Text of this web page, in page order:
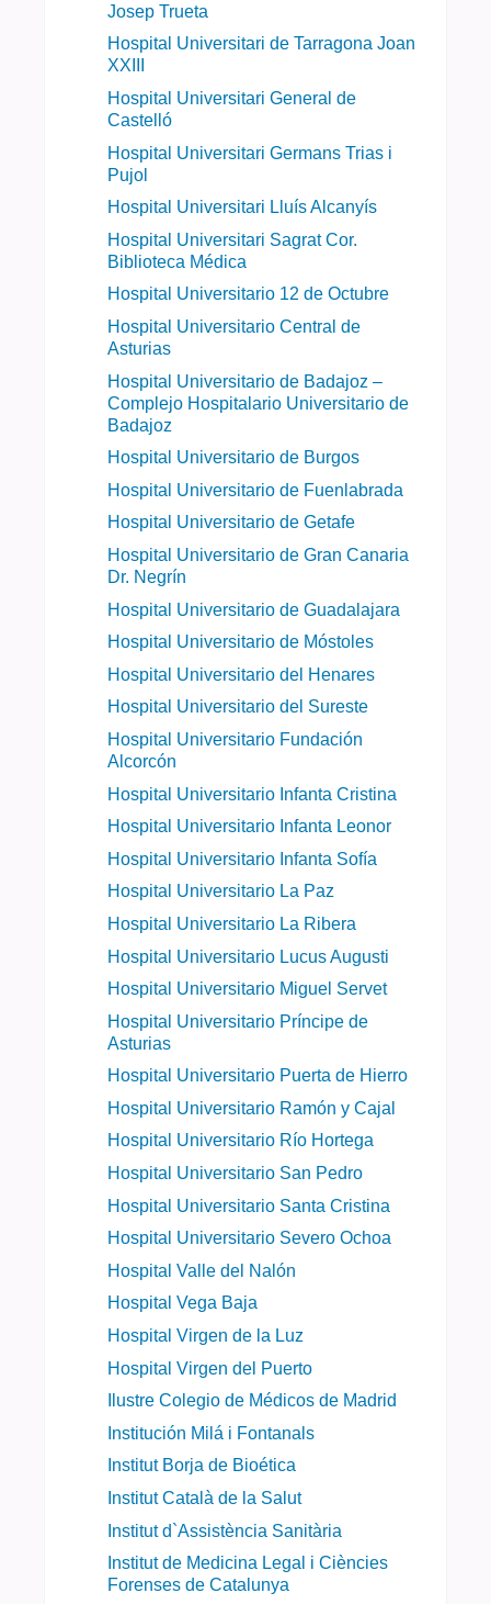
Josep Trueta
Hospital Universitari de Tarragona Joan
XXIII
Hospital Universitari General de
Castelló
Hospital Universitari Germans Trias i
Pujol
Hospital Universitari Lluís Alcanyís
Hospital Universitari Sagrat Cor.
Biblioteca Médica
Hospital Universitario 12 de Octubre
Hospital Universitario Central de
Asturias
Hospital Universitario de Badajoz –
Complejo Hospitalario Universitario de
Badajoz
Hospital Universitario de Burgos
Hospital Universitario de Fuenlabrada
Hospital Universitario de Getafe
Hospital Universitario de Gran Canaria
Dr. Negrín
Hospital Universitario de Guadalajara
Hospital Universitario de Móstoles
Hospital Universitario del Henares
Hospital Universitario del Sureste
Hospital Universitario Fundación
Alcorcón
Hospital Universitario Infanta Cristina
Hospital Universitario Infanta Leonor
Hospital Universitario Infanta Sofía
Hospital Universitario La Paz
Hospital Universitario La Ribera
Hospital Universitario Lucus Augusti
Hospital Universitario Miguel Servet
Hospital Universitario Príncipe de
Asturias
Hospital Universitario Puerta de Hierro
Hospital Universitario Ramón y Cajal
Hospital Universitario Río Hortega
Hospital Universitario San Pedro
Hospital Universitario Santa Cristina
Hospital Universitario Severo Ochoa
Hospital Valle del Nalón
Hospital Vega Baja
Hospital Virgen de la Luz
Hospital Virgen del Puerto
Ilustre Colegio de Médicos de Madrid
Institución Milá i Fontanals
Institut Borja de Bioética
Institut Català de la Salut
Institut d`Assistència Sanitària
Institut de Medicina Legal i Ciències
Forenses de Catalunya